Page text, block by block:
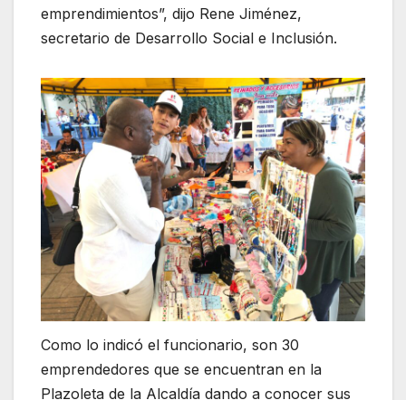
emprendimientos”, dijo Rene Jiménez,
secretario de Desarrollo Social e Inclusión.
Como lo indicó el funcionario, son 30
emprendedores que se encuentran en la
Plazoleta de la Alcaldía dando a conocer sus